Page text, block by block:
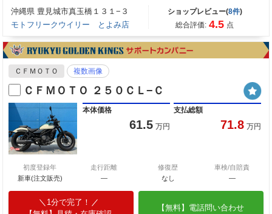
沖縄県 豊見城市真玉橋１３１−３
モトフリークウイリー とよみ店
ショップレビュー(8件)
総合評価: 4.5 点
ＣＦＭＯＴＯ 複数画像
ＣＦＭＯＴＯ ２５０ＣＬ−Ｃ
本体価格
61.5 万円
支払総額
71.8 万円
初度登録年
新車(注文販売)
走行距離
―
修復歴
なし
車検/自賠責
―
1分で完了！
【無料】電話問い合わせ